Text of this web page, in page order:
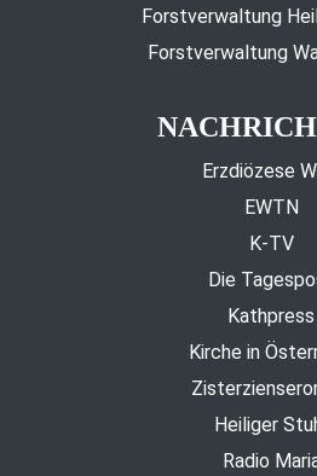
Forstverwaltung
Forstverwaltung
Erzdiözese
EWTN
K-TV
Die
Kathpress
Kirche in
Heiliger
Radio